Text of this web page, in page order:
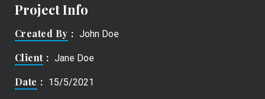
Project Info
Created By John Doe
Client Jane Doe
Date 15/5/2021